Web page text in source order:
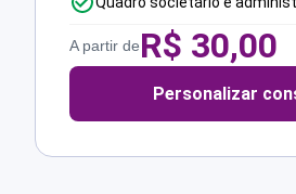
A partir deR$ 30,00
Personalizar